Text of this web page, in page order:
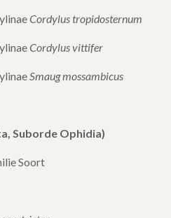
Cordylus tropidosternum
Cordylus vittifer
Smaug mossambicus
Suborde Ophidia)
Soort